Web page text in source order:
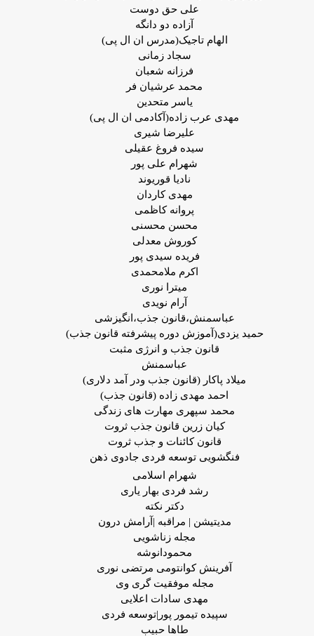
علی حق دوست
آزاده دو دانگه
الهام تاجیک(مدرس ان ال پی)
سجاد زمانی
فرزانه شعبان
محمد عرشیان فر
یاسر متحدین
مهدی عرب زاده(آکادمی ان ال پی)
علیرضا شیری
سیده فروغ عقیلی
شهرام علی پور
نادیا قوریوند
مهدی کاردان
پروانه کاظمی
محسن محسنی
کوروش معدلی
فریده سیدی پور
اکرم ملامحمدی
میترا نوری
آرام نویدی
عباسمنش،قانون جذب،انگیزشی
حمید یزدی(آموزش دوره پیشرفته قانون جذب)
قانون جذب و انرژی مثبت
عباسمنش
میلاد پاکار (قانون جذب ودر آمد دلاری)
احمد مهدی زاده (قانون جذب)
محمد سپهری مهارت های زندگی
کیان زرین قانون جذب ثروت
قانون کائنات و جذب ثروت
فنگشویی توسعه فردی جادوی ذهن
شهرام اسلامی
رشد فردی بهار یاری
دکتر نکته
مدیتیشن | مراقبه |آرامش درون
مجله زناشویی
محمودانوشه
آفرینش کوانتومی مرتضی نوری
مجله موفقیت گری وی
مهدی سادات اعلایی
سپیده تیمور پور|توسعه فردی
طاها حبیب